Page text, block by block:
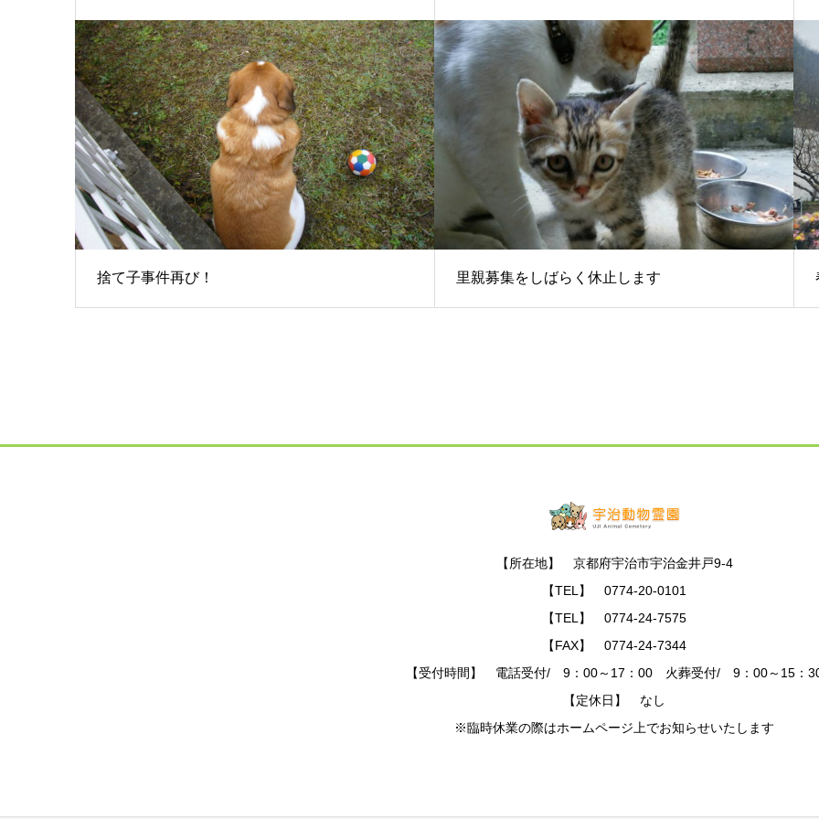
捨て子事件再び！ 里親募集をしばらく休止します
【所在地】 京都府宇治市宇治金井戸9-4
【TEL】 0774-20-0101
【TEL】 0774-24-7575
【FAX】 0774-24-7344
【受付時間】 電話受付/ 9：00～17：00 火葬受付/ 9：00～15：
【定休日】 なし
※臨時休業の際はホームページ上でお知らせいたします